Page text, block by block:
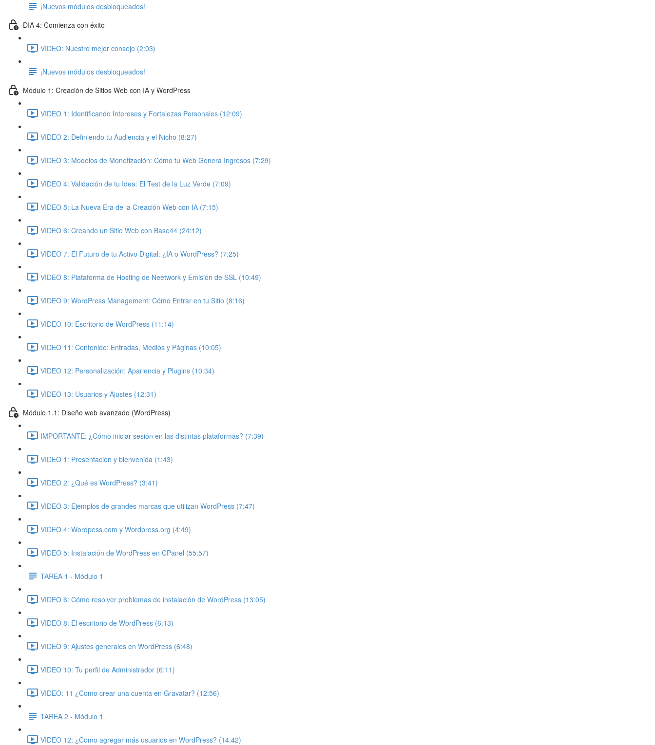
¡Nuevos módulos desbloqueados!
DIA 4: Comienza con éxito
VIDEO: Nuestro mejor consejo (2:03)
¡Nuevos módulos desbloqueados!
Módulo 1: Creación de Sitios Web con IA y WordPress
VIDEO 1: Identificando Intereses y Fortalezas Personales (12:09)
VIDEO 2: Definiendo tu Audiencia y el Nicho (8:27)
VIDEO 3: Modelos de Monetización: Cómo tu Web Genera Ingresos (7:29)
VIDEO 4: Validación de tu Idea: El Test de la Luz Verde (7:09)
VIDEO 5: La Nueva Era de la Creación Web con IA (7:15)
VIDEO 6: Creando un Sitio Web con Base44 (24:12)
VIDEO 7: El Futuro de tu Activo Digital: ¿IA o WordPress? (7:25)
VIDEO 8: Plataforma de Hosting de Neetwork y Emisión de SSL (10:49)
VIDEO 9: WordPress Management: Cómo Entrar en tu Sitio (8:16)
VIDEO 10: Escritorio de WordPress (11:14)
VIDEO 11: Contenido: Entradas, Medios y Páginas (10:05)
VIDEO 12: Personalización: Apariencia y Plugins (10:34)
VIDEO 13: Usuarios y Ajustes (12:31)
Módulo 1.1: Diseño web avanzado (WordPress)
IMPORTANTE: ¿Cómo iniciar sesión en las distintas plataformas? (7:39)
VIDEO 1: Presentación y bienvenida (1:43)
VIDEO 2: ¿Qué es WordPress? (3:41)
VIDEO 3: Ejemplos de grandes marcas que utilizan WordPress (7:47)
VIDEO 4: Wordpess.com y Wordpress.org (4:49)
VIDEO 5: Instalación de WordPress en CPanel (55:57)
TAREA 1 - Módulo 1
VIDEO 6: Cómo resolver problemas de instalación de WordPress (13:05)
VIDEO 8: El escritorio de WordPress (6:13)
VIDEO 9: Ajustes generales en WordPress (6:48)
VIDEO 10: Tu perfil de Administrador (6:11)
VIDEO: 11 ¿Como crear una cuenta en Gravatar? (12:56)
TAREA 2 - Módulo 1
VIDEO 12: ¿Como agregar más usuarios en WordPress? (14:42)